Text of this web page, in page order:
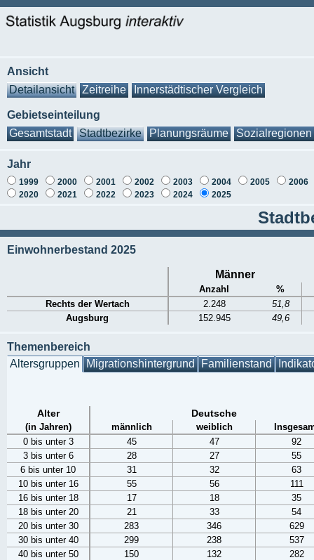
Ansicht
Detailansicht
Zeitreihe Innerstädtischer Vergleich
Gebietseinteilung
Gesamtstadt
Stadtbezirke Planungsräume Sozialregionen
Jahr
1999 2000 2001 2002 2003 2004 2005
2006
2020
2021 2022 2023 2024 2025
Einwohnerbestand 2025
Männer
Anzahl
%
Rechts der Wertach
2.248
51,8
Augsburg
152.945 49,6
Themenbereich
Altersgruppen Migrationshintergrund Familienstand
Alter Deutsche
(in Jahren) männlich weiblich
0 bis unter 3
45 47
92
3 bis unter 6
28 27
55
6 bis unter 10
31 32
63
10 bis unter 16
55 56
111
16 bis unter 18
17 18
35
18 bis unter 20
21 33
54
20 bis unter 30
283 346
629
30 bis unter 40
299 238
537
40 bis unter 50
150 132
282